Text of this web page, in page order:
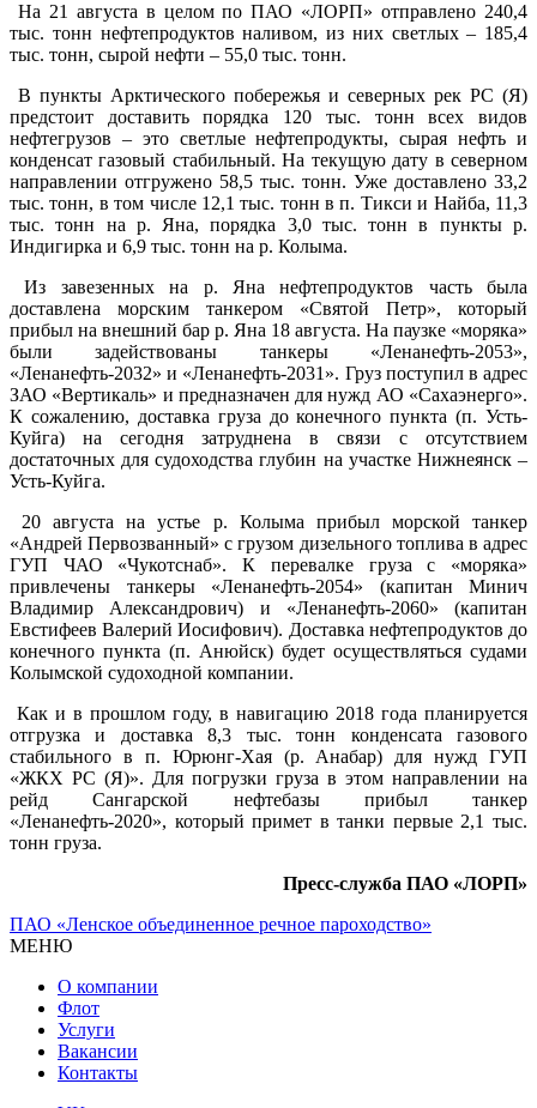
На 21 августа в целом по ПАО «ЛОРП» отправлено 240,4
тыс. тонн нефтепродуктов наливом, из них светлых – 185,4
тыс. тонн, сырой нефти – 55,0 тыс. тонн.
В пункты Арктического побережья и северных рек РС (Я)
предстоит доставить порядка 120 тыс. тонн всех видов
нефтегрузов – это светлые нефтепродукты, сырая нефть и
конденсат газовый стабильный. На текущую дату в северном
направлении отгружено 58,5 тыс. тонн. Уже доставлено 33,2
тыс. тонн, в том числе 12,1 тыс. тонн в п. Тикси и Найба, 11,3
тыс. тонн на р. Яна, порядка 3,0 тыс. тонн в пункты р.
Индигирка и 6,9 тыс. тонн на р. Колыма.
Из завезенных на р. Яна нефтепродуктов часть была
доставлена морским танкером «Святой Петр», который
прибыл на внешний бар р. Яна 18 августа. На паузке «моряка»
были задействованы танкеры «Ленанефть-2053»,
«Ленанефть-2032» и «Ленанефть-2031». Груз поступил в адрес
ЗАО «Вертикаль» и предназначен для нужд АО «Сахаэнерго».
К сожалению, доставка груза до конечного пункта (п. Усть-
Куйга) на сегодня затруднена в связи с отсутствием
достаточных для судоходства глубин на участке Нижнеянск –
Усть-Куйга.
20 августа на устье р. Колыма прибыл морской танкер
«Андрей Первозванный» с грузом дизельного топлива в адрес
ГУП ЧАО «Чукотснаб». К перевалке груза с «моряка»
привлечены танкеры «Ленанефть-2054» (капитан Минич
Владимир Александрович) и «Ленанефть-2060» (капитан
Евстифеев Валерий Иосифович). Доставка нефтепродуктов до
конечного пункта (п. Анюйск) будет осуществляться судами
Колымской судоходной компании.
Как и в прошлом году, в навигацию 2018 года планируется
отгрузка и доставка 8,3 тыс. тонн конденсата газового
стабильного в п. Юрюнг-Хая (р. Анабар) для нужд ГУП
«ЖКХ РС (Я)». Для погрузки груза в этом направлении на
рейд Сангарской нефтебазы прибыл танкер
«Ленанефть-2020», который примет в танки первые 2,1 тыс.
тонн груза.
Пресс-служба ПАО «ЛОРП»
ПАО «Ленское объединенное речное пароходство»
МЕНЮ
О компании
Флот
Услуги
Вакансии
Контакты